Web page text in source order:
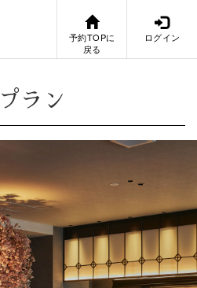
予約TOPに
戻る
ログイン
ラン